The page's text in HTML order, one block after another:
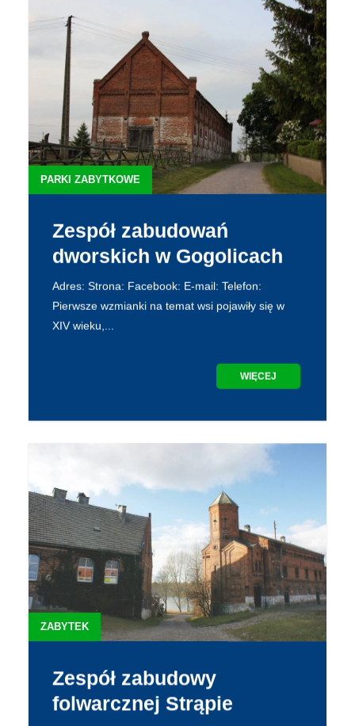
PARKI ZABYTKOWE
Zespół zabudowań
dworskich w Gogolicach
Adres: Strona: Facebook: E-mail: Telefon:
Pierwsze wzmianki na temat wsi pojawiły się w
XIV wieku,...
WIĘCEJ
ZABYTEK
Zespół zabudowy
folwarcznej Strąpie